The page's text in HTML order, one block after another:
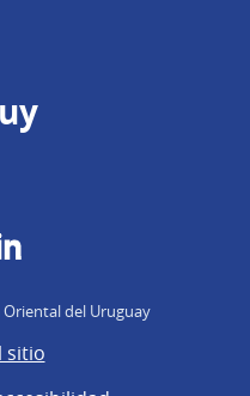
del Uruguay
sitio